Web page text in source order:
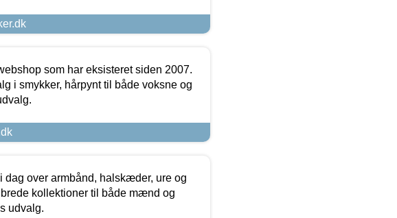
som har eksisteret siden 2007.
i smykker, hårpynt til både voksne og
over armbånd, halskæder, ure og
kollektioner til både mænd og
udvalg.